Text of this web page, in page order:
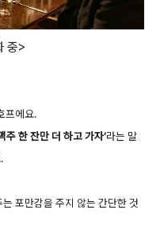
중>
프에요.
주 한 잔만 더 하고 가자’라는 말
포만감을 주지 않는 간단한 것